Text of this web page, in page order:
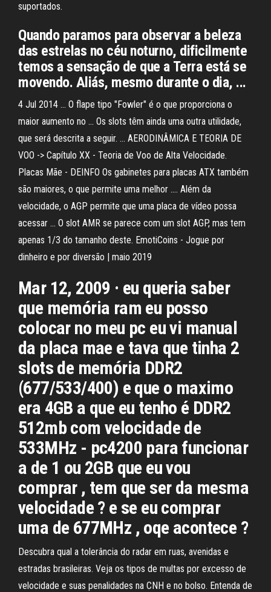
suportados.
Quando paramos para observar a beleza
das estrelas no céu noturno, dificilmente
temos a sensação de que a Terra está se
movendo. Aliás, mesmo durante o dia, ...
4 Jul 2014 ... O flape tipo "Fowler" é o que proporciona o
maior aumento no ... Os slots têm ainda uma outra utilidade,
que será descrita a seguir. ... AERODINÂMICA E TEORIA DE
VOO -> Capítulo XX - Teoria de Voo de Alta Velocidade.
Placas Mãe - DEINFO Os gabinetes para placas ATX também
são maiores, o que permite uma melhor .... Além da
velocidade, o AGP permite que uma placa de vídeo possa
acessar ... O slot AMR se parece com um slot AGP, mas tem
apenas 1/3 do tamanho deste. EmotiCoins - Jogue por
dinheiro e por diversão | maio 2019
Mar 12, 2009 · eu queria saber
que memória ram eu posso
colocar no meu pc eu vi manual
da placa mae e tava que tinha 2
slots de memória DDR2
(677/533/400) e que o maximo
era 4GB a que eu tenho é DDR2
512mb com velocidade de
533MHz - pc4200 para funcionar
a de 1 ou 2GB que eu vou
comprar , tem que ser da mesma
velocidade ? e se eu comprar
uma de 677MHz , oqe acontece ?
Descubra qual a tolerância do radar em ruas, avenidas e
estradas brasileiras. Veja os tipos de multas por excesso de
velocidade e suas penalidades na CNH e no bolso. Entenda de